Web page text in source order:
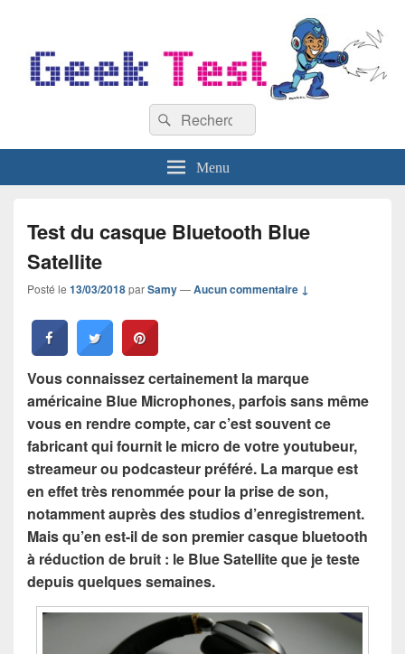
Recherche :
Rechercher
Menu
Test du casque Bluetooth Blue
Satellite
Posté le 13/03/2018parSamy—Aucun commentaire ↓
Vous connaissez certainement la marque
américaine Blue Microphones, parfois sans même
vous en rendre compte, car c’est souvent ce
fabricant qui fournit le micro de votre youtubeur,
streameur ou podcasteur préféré. La marque est
en effet très renommée pour la prise de son,
notamment auprès des studios d’enregistrement.
Mais qu’en est-il de son premier casque bluetooth
à réduction de bruit : le Blue Satellite que je teste
depuis quelques semaines.